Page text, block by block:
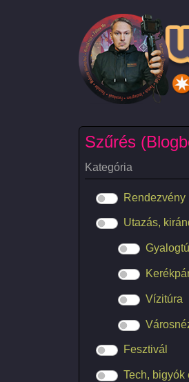
Szűrés
Kategória
Rendezvény
Utazás,
Vízitúra
Fesztivál
Tech, bigyók